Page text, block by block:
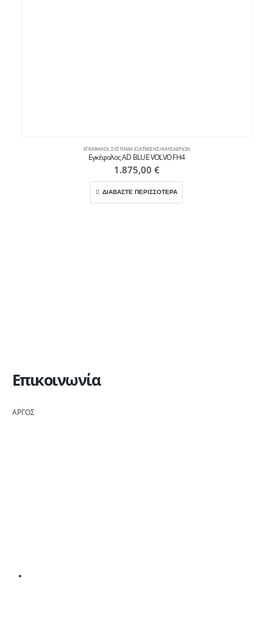
ΕΓΚΈΦΑΛΟΙ, ΣΎΣΤΗΜΑ ΕΞΆΤΜΙΣΗΣ/ΚΑΥΣΑΕΡΊΩΝ
Εγκέφαλος AD BLUE VOLVO FH4
1.875,00 €
ΔΙΑΒΑΣΤΕ ΠΕΡΙΣΣΟΤΕΡΑ
Επικοινωνία
ΑΡΓΟΣ